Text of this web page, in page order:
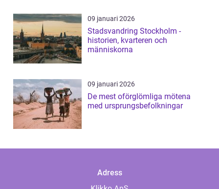
09 januari 2026
Stadsvandring Stockholm -
historien, kvarteren och
människorna
09 januari 2026
De mest oförglömliga mötena
med ursprungsbefolkningar
Adress